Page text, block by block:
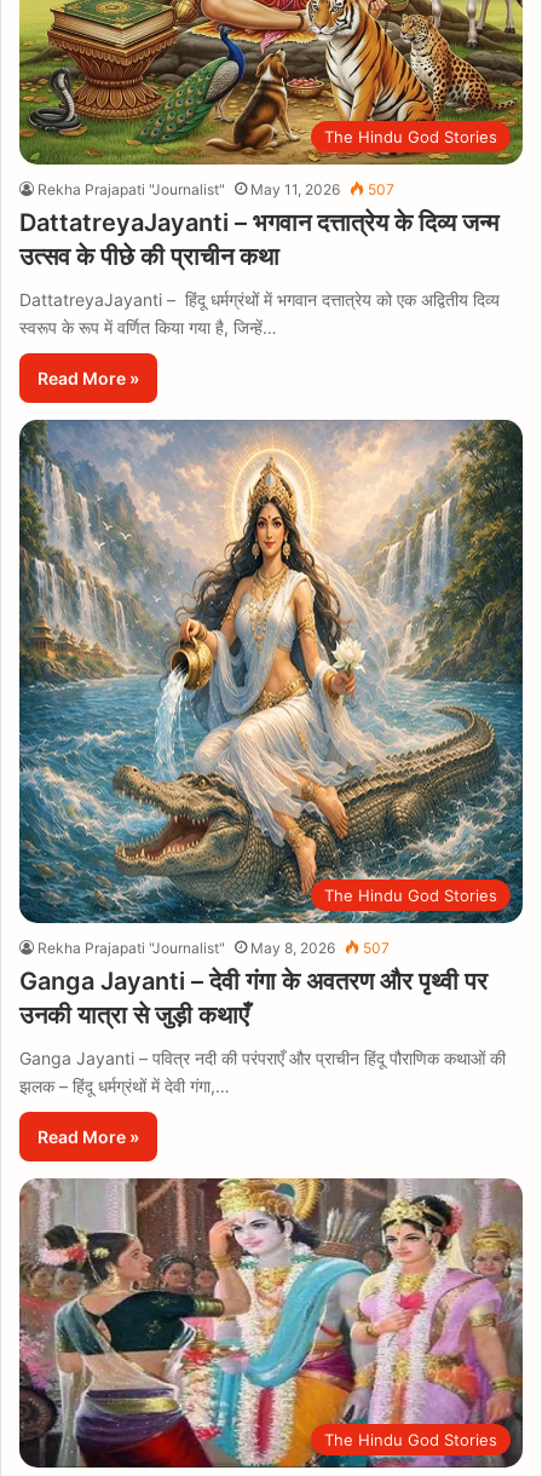
The Hindu God Stories
Rekha Prajapati "Journalist" May 11, 2026 507
DattatreyaJayanti – भगवान दत्तात्रेय के दिव्य जन्म
उत्सव के पीछे की प्राचीन कथा
DattatreyaJayanti – हिंदू धर्मग्रंथों में भगवान दत्तात्रेय को एक अद्वितीय दिव्य
स्वरूप के रूप में वर्णित किया गया है, जिन्हें…
Read More »
The Hindu God Stories
Rekha Prajapati "Journalist" May 8, 2026 507
Ganga Jayanti – देवी गंगा के अवतरण और पृथ्वी पर
उनकी यात्रा से जुड़ी कथाएँ
Ganga Jayanti – पवित्र नदी की परंपराएँ और प्राचीन हिंदू पौराणिक कथाओं की
झलक – हिंदू धर्मग्रंथों में देवी गंगा,…
Read More »
The Hindu God Stories